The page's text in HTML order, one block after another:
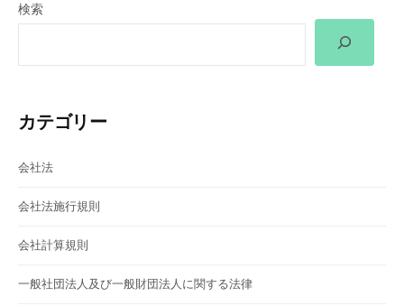
ー
シ
検索
カテゴリー
会社法
会社法施行規則
会社計算規則
一般社団法人及び一般財団法人に関する法律